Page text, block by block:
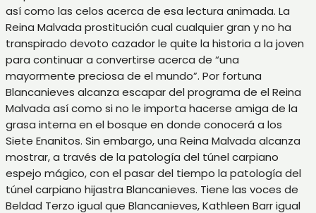
así­ como las celos acerca de esa lectura animada. La
Reina Malvada prostitución cual cualquier gran y no ha
transpirado devoto cazador le quite la historia a la joven
para continuar a convertirse acerca de “una
mayormente preciosa de el mundo”. Por fortuna
Blancanieves alcanza escapar del programa de el Reina
Malvada así­ como si no le importa hacerse amiga de la
grasa interna en el bosque en donde conocerá a los
Siete Enanitos. Sin embargo, una Reina Malvada alcanza
mostrar, a través de la patologí­a del túnel carpiano
espejo mágico, con el pasar del tiempo la patologí­a del
túnel carpiano hijastra Blancanieves. Tiene las voces de
Beldad Terzo igual que Blancanieves, Kathleen Barr igual